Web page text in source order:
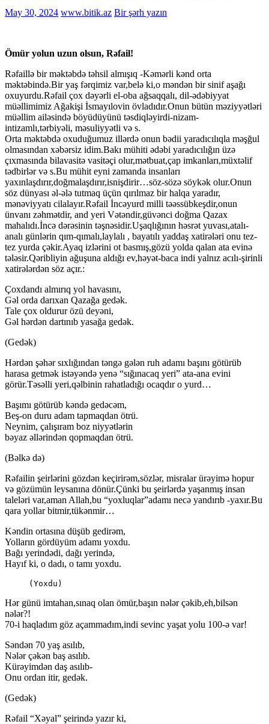
May 30, 2024 www.bitik.az Bir şərh yazın
Ömür yolun uzun olsun, Rəfail!
Rəfaillə bir məktəbdə təhsil almışıq -Kəmərli kənd orta
məktəbində.Bir yaş fərqimiz var,belə ki,o məndən bir sinif aşağı
oxuyurdu.Rəfail çox dəyərli el-oba ağsaqqalı, dil-ədəbiyyat
müəllimimiz Ağakişi İsmayılovin övladıdır.Onun bütün məziyyətləri
müəllim ailəsində böyüdüyünü təsdiqləyirdi-nizam-
intizamlı,tərbiyəli, məsuliyyətli və s.
Orta məktəbdə oxuduğumuz illərdə onun bədii yaradıcılıqla məşğul
olmasından xəbərsiz idim.Bakı mühiti ədəbi yaradıcılığın üzə
çıxmasında bilavasitə vasitəçi olur,mətbuat,çap imkanları,müxtəlif
tədbirlər və s.Bu mühit eyni zamanda insanları
yaxınlaşdırır,doğmalaşdırır,isnişdirir…söz-sözə söykək olur.Onun
söz dünyası əl-ələ tutmaq üçün qırılmaz bir halqa yaradır,
mənəviyyatı cilalayır.Rəfail İncəyurd milli təəssübkeşdir,onun
ünvanı zəhmətdir, and yeri Vətəndir,güvənci doğma Qazax
mahalıdı.İncə dərəsinin təşnəsidir.Uşaqlığının həsrət yuvası,atalı-
analı günlərin qım-qımalı,laylalı , bayatılı yaddaş xatirələri onu tez-
tez yurda çəkir.Ayaq izlərini ot basmış,gözü yolda qalan ata evinə
tələsir.Qəribliyin ağuşuna aldığı ev,həyət-baca indi yalnız acılı-şirinli
xatirələrdən söz açır.:
Çoxdandı almırıq yol havasını,
Gəl orda darıxan Qazağa gedək.
Tale çox oldurur özü deyəni,
Gəl hərdən dartınıb yasağa gedək.
(Gedək)
Hərdən şəhər sıxlığından təngə gələn ruh adamı başını götürüb
harasa getmək istəyəndə yenə “sığınacaq yeri” ata-ana evini
görür.Təsəlli yeri,qəlbinin rahatladığı ocaqdır o yurd…
Başımı götürüb kəndə gedəcəm,
Beş-on duru adam tapmaqdan ötrü.
Neynim, çalışıram boz niyyətlərin
bəyaz əllərindən qopmaqdan ötrü.
(Bəlkə də)
Rəfailin şeirlərini gözdən keçirirəm,sözlər, misralar ürəyimə hopur
və gözümün leysanına dönür.Çünki bu şeirlərdə yaşanmış insan
taleləri var,aman Allah,bu “yoxluqlar”adamı necə yandırıb -yaxır.Bu
qara yollar bitmir,tükənmir…
Kəndin ortasına düşüb gedirəm,
Yolların gördüyüm adamı yoxdu.
Bağı yerindədi, dağı yerində,
Hayıf ki, o dadı, o tamı yoxdu.
     (Yoxdu)
Hər günü imtahan,sınaq olan ömür,başın nələr çəkib,eh,bilsən
nələr?!
70-i haqladım göz açammadım,indi sevinc yaşat yolu 100-ə var!
Səndən 70 yaş asılıb,
Nələr çəkən baş asılıb.
Kürəyimdən daş asılıb-
Onu ordan itir, gedək.
(Gedək)
Rəfail “Xəyal” şeirində yazır ki,